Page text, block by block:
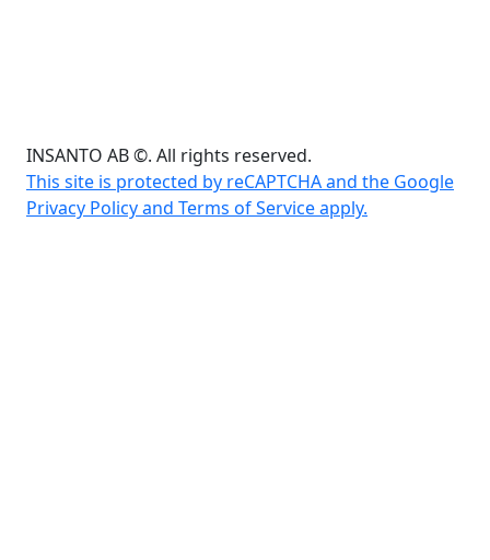
INSANTO AB ©. All rights reserved.
This site is protected by reCAPTCHA and the Google
Privacy Policy and Terms of Service apply.